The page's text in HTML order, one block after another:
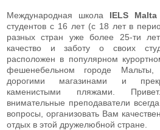
Международная школа IELS Malta
студентов с 16 лет (с 18 лет в
разных стран уже более 25-ти
качество и заботу о своих
расположен в популярном
фешенебельном городе Мальты,
дорогими магазинами и
каменистыми пляжами.
внимательные преподаватели
вопросы, организовать Вам
отдых в этой дружелюбной стране.